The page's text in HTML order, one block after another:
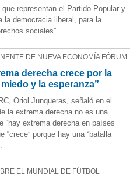
representan el Partido Popular y
la democracia liberal, para la
sociales”.
DE NUEVA ECONOMÍA FÓRUM
derecha crece por la
y la esperanza”
Oriol Junqueras, señaló en el
la extrema derecha no es una
“hay extrema derecha en países
“crece” porque hay una “batalla
EL MUNDIAL DE FÚTBOL